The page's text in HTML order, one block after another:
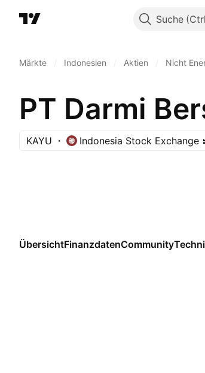
Suche
Märkte Indonesien Aktien Nicht
PT Darmi
KAYU Indonesia Stock Exchange
ÜbersichtFinanzdatenCommunity